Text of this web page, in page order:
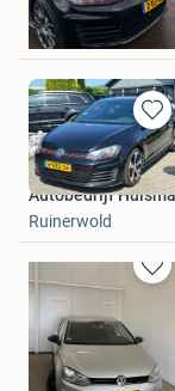
demien
Harderwijk
in
Mijn
Autobedrijf
Ruinerwold
Mijn
Ks Cars